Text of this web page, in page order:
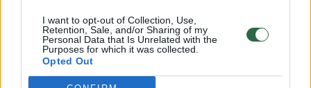
I want to opt-out of Collection, Use,
Retention, Sale, and/or Sharing of my
Personal Data that Is Unrelated with the
Purposes for which it was collected.
Opted Out
Oficialu: Šiaulių futbolo klubo
vairą perima buvęs Latvijos
rinktinės treneris
Pirmasis